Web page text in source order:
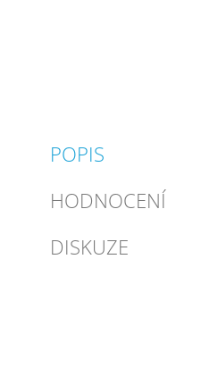
POPIS
HODNOCENÍ
DISKUZE